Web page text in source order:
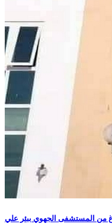
من المستشفى الجهوي ببئر علي